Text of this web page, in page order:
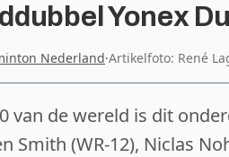
Yonex
Nederland·Artikelfoto: René
van de wereld is dit
Smith (WR-12), Niclas